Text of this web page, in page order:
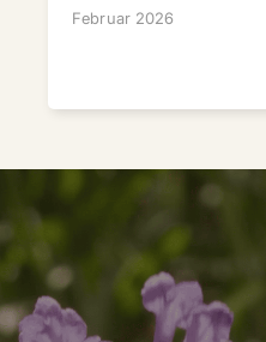
Februar 2026
Stauden, die
Hol dir meine besten
standortgerechte und